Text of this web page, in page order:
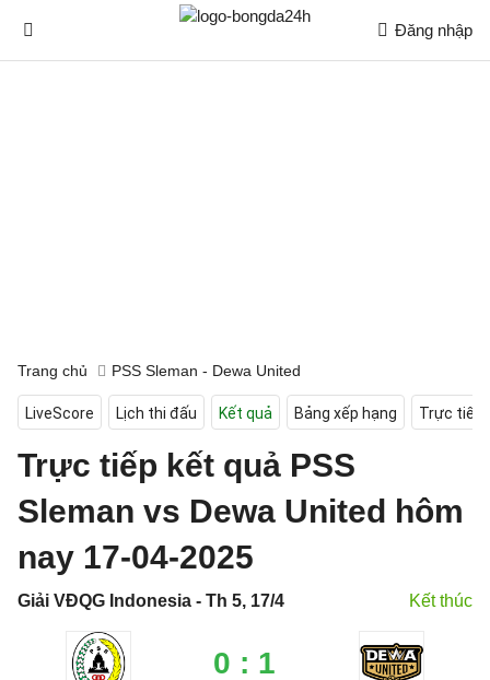
Đăng nhập
Trang chủ PSS Sleman - Dewa United
LiveScore Lịch thi đấu Kết quả Bảng xếp hạng Trực tiếp
Trực tiếp kết quả PSS
Sleman vs Dewa United hôm
nay 17-04-2025
Giải VĐQG Indonesia - Th 5, 17/4 Kết thúc
0 : 1